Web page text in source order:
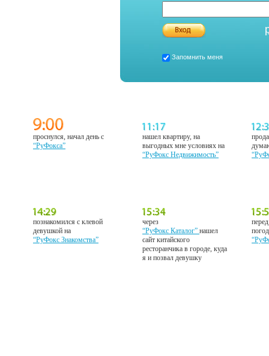
Запомнить меня
проснулся, начал день с
“РуФокса”
нашел квартиру, на
выгодных мне условиях на
“РуФокс Недвижимость”
познакомился с клевой
девушкой на
“РуФокс Знакомства”
через
“РуФокс Каталог”нашел
сайт китайского
ресторанчика в городе, куда
я и позвал девушку